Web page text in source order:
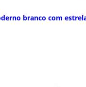
branco com